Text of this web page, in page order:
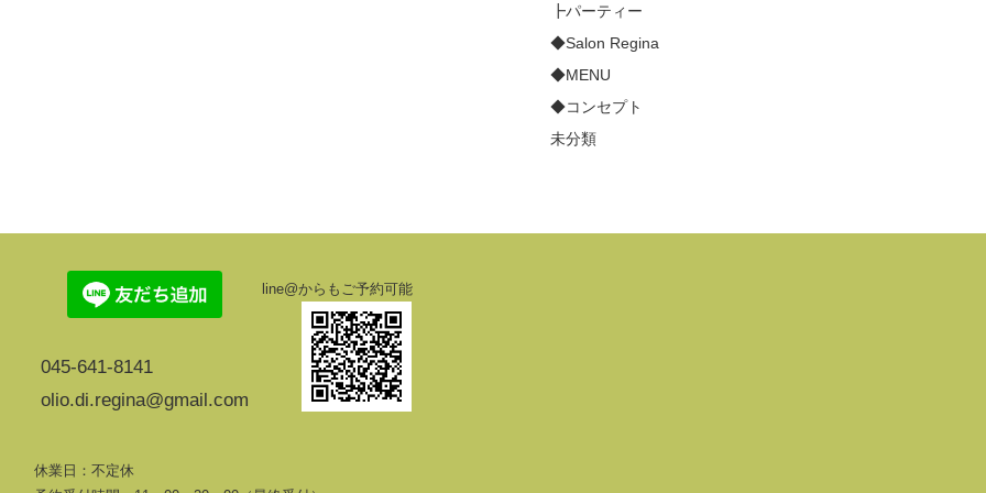
┣パーティー
◆Salon Regina
◆MENU
◆コンセプト
未分類
045-641-8141
olio.di.regina@gmail.com
line@からもご予約可能
休業日：不定休